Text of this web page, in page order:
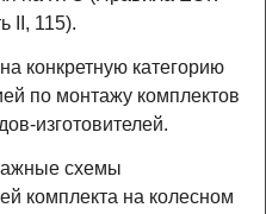
II, 115).
конкретную категорию
по монтажу комплектов
изготовителей.
схемы
комплекта на колесном